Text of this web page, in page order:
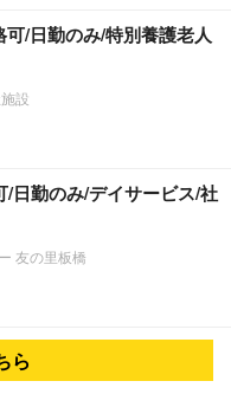
可/日勤のみ/特別養護老人
設
/日勤のみ/デイサービス/社
友の里板橋
ら